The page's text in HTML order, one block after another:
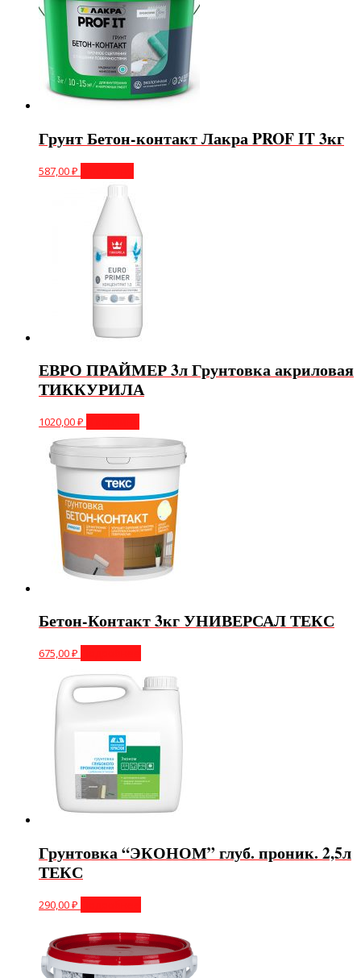
Грунт Бетон-контакт Лакра PROF IT 3кг
587,00₽
ЕВРО ПРАЙМЕР 3л Грунтовка акриловая
ТИККУРИЛА
1020,00₽
Бетон-Контакт 3кг УНИВЕРСАЛ ТЕКС
675,00₽
Грунтовка “ЭКОНОМ” глуб. проник. 2,5л
ТЕКС
290,00₽